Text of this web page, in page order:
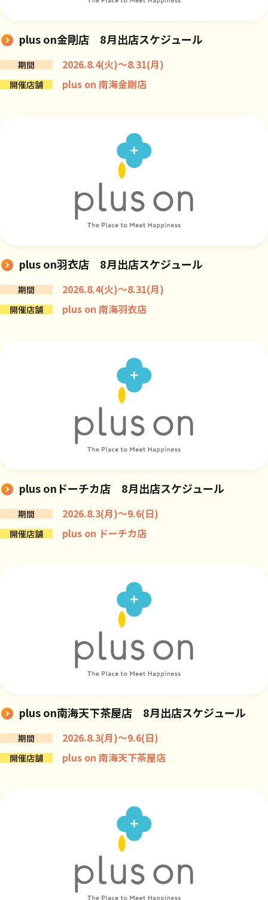
plus on金剛店 8月出店スケジュール
期間 2026.8.4(火)～8.31(月)
開催店舗 plus on 南海金剛店
plus on羽衣店 8月出店スケジュール
期間 2026.8.4(火)～8.31(月)
開催店舗 plus on 南海羽衣店
plus onドーチカ店 8月出店スケジュール
期間 2026.8.3(月)～9.6(日)
開催店舗 plus on ドーチカ店
plus on南海天下茶屋店 8月出店スケジュール
期間 2026.8.3(月)～9.6(日)
開催店舗 plus on 南海天下茶屋店